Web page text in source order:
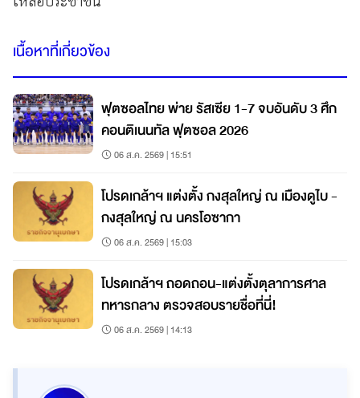
เนื้อหาที่เกี่ยวข้อง
ฟุตซอลไทย พ่าย รัสเซีย 1-7 จบอันดับ 3 ศึก
คอนติเนนทัล ฟุตซอล 2026
06 ส.ค. 2569 | 15:51
โปรดเกล้าฯ แต่งตั้ง กงสุลใหญ่ ณ เมืองดูไบ -
กงสุลใหญ่ ณ นครโอซากา
06 ส.ค. 2569 | 15:03
โปรดเกล้าฯ ถอดถอน-แต่งตั้งตุลาการศาล
ทหารกลาง ตรวจสอบรายชื่อที่นี่!
06 ส.ค. 2569 | 14:13